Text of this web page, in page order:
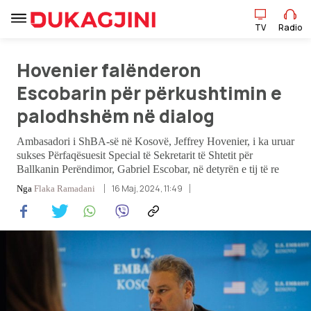
Lajme
Sport
Pikëpamje
Art Jete
Kulturë
Showbiz
TV Radio
Hovenier falënderon
Escobarin për përkushtimin e
palodhshëm në dialog
Ambasadori i ShBA-së në Kosovë, Jeffrey Hovenier, i ka uruar
sukses Përfaqësuesit Special të Sekretarit të Shtetit për
Ballkanin Perëndimor, Gabriel Escobar, në detyrën e tij të re
Nga Flaka Ramadani 16 Maj, 2024, 11:49